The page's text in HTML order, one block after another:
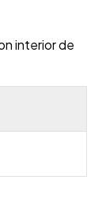
interior de